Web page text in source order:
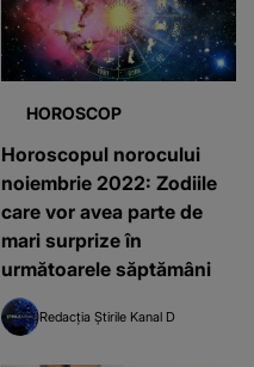
HOROSCOP
Horoscopul norocului
noiembrie 2022: Zodiile
care vor avea parte de
mari surprize în
următoarele săptămâni
Redacția Știrile Kanal D